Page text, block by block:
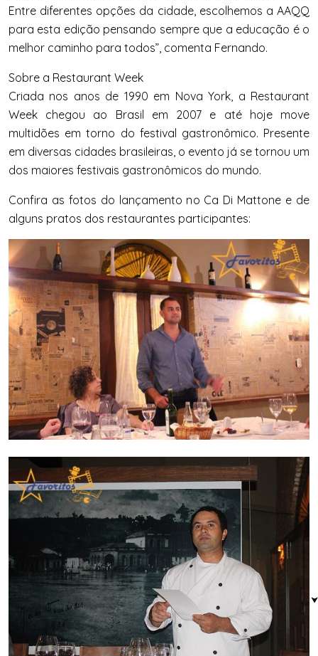
Entre diferentes opções da cidade, escolhemos a AAQQ
para esta edição pensando sempre que a educação é o
melhor caminho para todos”, comenta Fernando.
Sobre a Restaurant Week
Criada nos anos de 1990 em Nova York, a Restaurant
Week chegou ao Brasil em 2007 e até hoje move
multidões em torno do festival gastronômico. Presente
em diversas cidades brasileiras, o evento já se tornou um
dos maiores festivais gastronômicos do mundo.
Confira as fotos do lançamento no Ca Di Mattone e de
alguns pratos dos restaurantes participantes: